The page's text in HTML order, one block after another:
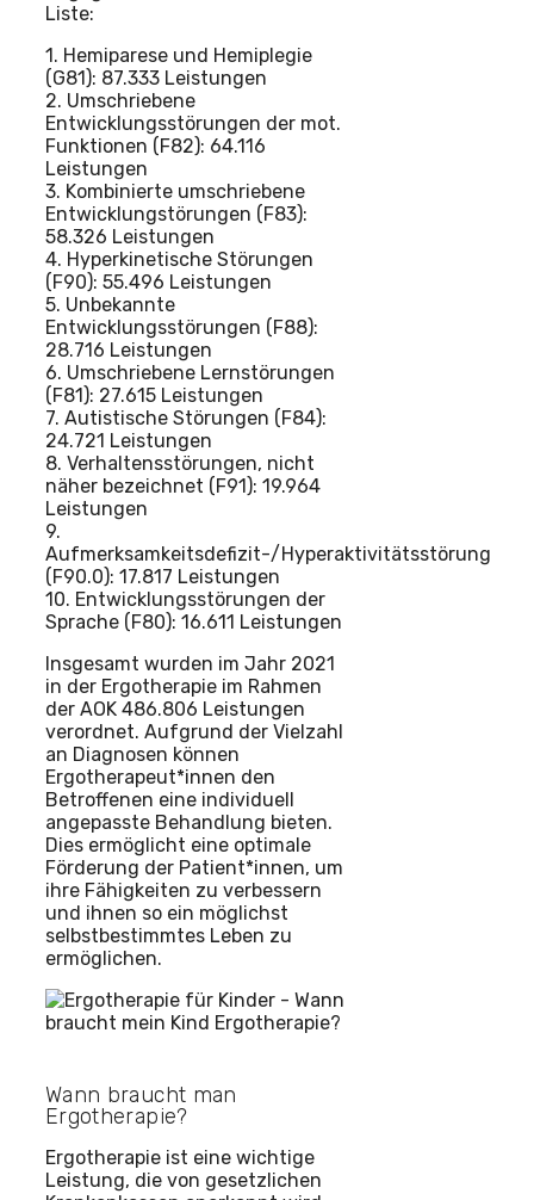
Liste:
1. Hemiparese und Hemiplegie
(G81): 87.333 Leistungen
2. Umschriebene
Entwicklungsstörungen der mot.
Funktionen (F82): 64.116
Leistungen
3. Kombinierte umschriebene
Entwicklungstörungen (F83):
58.326 Leistungen
4. Hyperkinetische Störungen
(F90): 55.496 Leistungen
5. Unbekannte
Entwicklungsstörungen (F88):
28.716 Leistungen
6. Umschriebene Lernstörungen
(F81): 27.615 Leistungen
7. Autistische Störungen (F84):
24.721 Leistungen
8. Verhaltensstörungen, nicht
näher bezeichnet (F91): 19.964
Leistungen
9.
Aufmerksamkeitsdefizit-/Hyperaktivitätsstörung
(F90.0): 17.817 Leistungen
10. Entwicklungsstörungen der
Sprache (F80): 16.611 Leistungen
Insgesamt wurden im Jahr 2021
in der Ergotherapie im Rahmen
der AOK 486.806 Leistungen
verordnet. Aufgrund der Vielzahl
an Diagnosen können
Ergotherapeut*innen den
Betroffenen eine individuell
angepasste Behandlung bieten.
Dies ermöglicht eine optimale
Förderung der Patient*innen, um
ihre Fähigkeiten zu verbessern
und ihnen so ein möglichst
selbstbestimmtes Leben zu
ermöglichen.
Wann braucht man
Ergotherapie?
Ergotherapie ist eine wichtige
Leistung, die von gesetzlichen